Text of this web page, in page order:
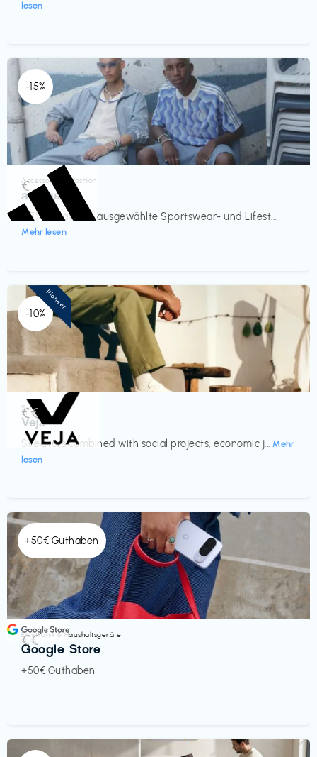
lesen
-15%
Accessoires & Fashion
adidas
-15% Rabatt auf ausgewählte Sportswear- und Lifest...
Mehr lesen
€‎
-10%
Schuhe
Veja
Sneakers combined with social projects, economic j... Mehr
lesen
€€‎
Pioneer
+50€ Guthaben
Elektronik & Haushaltsgeräte
Google Store
+50€ Guthaben
€€‎